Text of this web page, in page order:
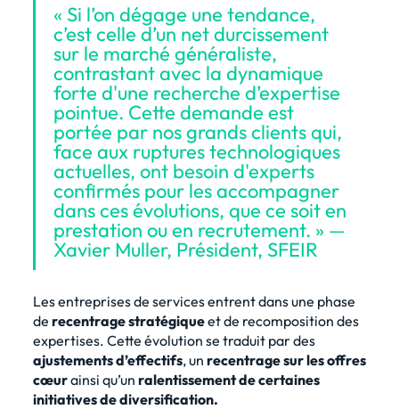
« Si l’on dégage une tendance,
c’est celle d’un net durcissement
sur le marché généraliste,
contrastant avec la dynamique
forte d'une recherche d’expertise
pointue. Cette demande est
portée par nos grands clients qui,
face aux ruptures technologiques
actuelles, ont besoin d'experts
confirmés pour les accompagner
dans ces évolutions, que ce soit en
prestation ou en recrutement. » —
Xavier Muller, Président, SFEIR
Les entreprises de services entrent dans une phase
de recentrage stratégiqueet de recomposition des
expertises. Cette évolution se traduit par des
ajustements d’effectifs, un recentrage sur les offres
cœurainsi qu’un ralentissement de certaines
initiatives de diversification.